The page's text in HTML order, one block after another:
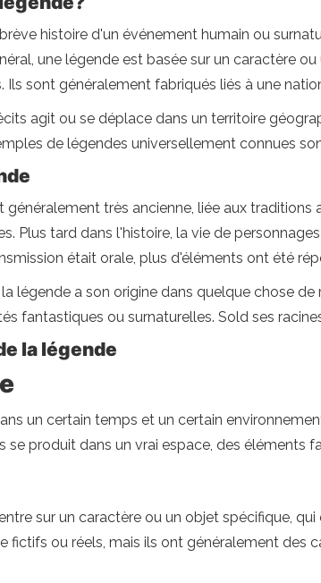
histoire d'un événement humain ou
une légende est basée sur un caractère
sont généralement fabriqués liés à une
agit ou se déplace dans un territoire
de légendes universellement connues
généralement très ancienne, liée aux
Plus tard dans l'histoire, la vie de
était orale, plus d'éléments ont été
légende a son origine dans quelque chose
fantastiques ou surnaturelles. Sold ses
la légende
un certain temps et un certain
se produit dans un vrai espace, des éléments
sur un caractère ou un objet spécifique,
fictifs ou réels, mais ils ont généralement des